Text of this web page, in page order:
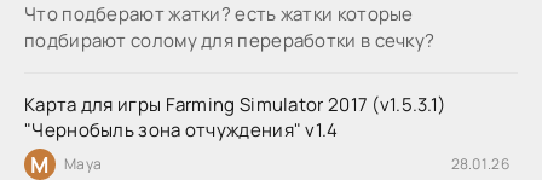
Что подберают жатки? есть жатки которые
подбирают солому для переработки в сечку?
Карта для игры Farming Simulator 2017 (v1.5.3.1)
"Чернобыль зона отчуждения" v1.4
M Maya 28.01.26